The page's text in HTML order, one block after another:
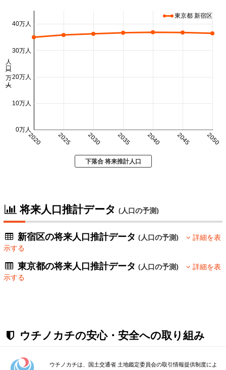
2020 2025 2030 2035 2040 2045 2050
0万人
10万人
20万人
30万人
40万人
人口 (万人)
東京都 新宿区
下落合 将来推計人口
将来人口推計データ (人口の予測)
新宿区の将来人口推計データ(人口の予測)
詳細を表
示する
東京都の将来人口推計データ(人口の予測)
詳細を表
示する
ウチノカチの安心・安全への取り組み
ウチノカチは、国土交通省 土地鑑定委員会の取引情報提供制度によ